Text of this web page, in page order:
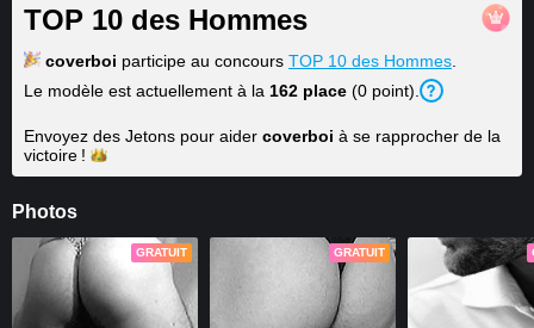
TOP 10 des Hommes
coverboi participe au concours TOP 10 des Hommes
Le modèle est actuellement à la 162 place (0 point).
Envoyez des Jetons pour aider coverboi à se rapprocher de la
victoire !
Photos
GRATUIT GRATUIT